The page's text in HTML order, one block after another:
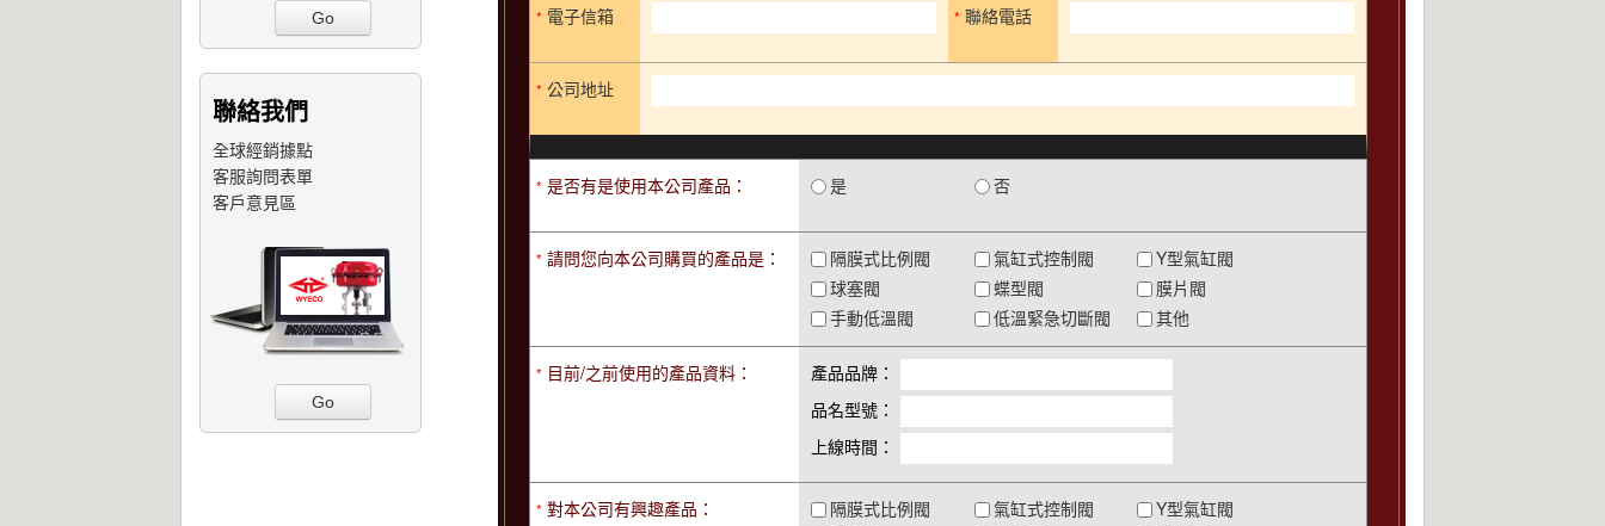
* 電子信箱 * 聯絡電話
* 公司地址
* 是否有是使用本公司產品： 是 否
* 請問您向本公司購買的產品是： 隔膜式比例閥 氣缸式控制閥
Y型氣缸閥
球塞閥
蝶型閥
膜片閥
手動低溫閥
低溫緊急切斷閥 其他
* 目前/之前使用的產品資料：
產品品牌：
品名型號：
上線時間：
* 對本公司有興趣產品： 隔膜式比例閥 氣缸式控制閥
Y型氣缸閥
Go
聯絡我們
全球經銷據點
客服詢問表單
客戶意見區
Go